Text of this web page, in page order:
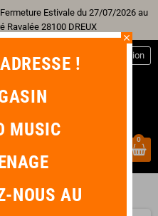
Estivale du 27/07/2026 au
Ravalée 28100 DREUX
Connexion
0
SABLEE 13"
close
!
MUSIC
NOUS AU